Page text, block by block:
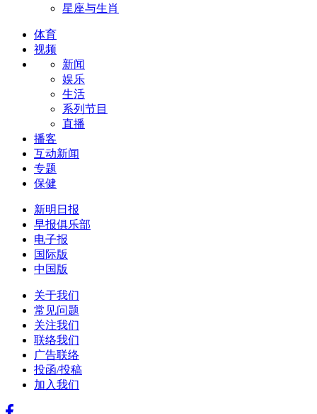
星座与生肖
体育
视频
新闻
娱乐
生活
系列节目
直播
播客
互动新闻
专题
保健
新明日报
早报俱乐部
电子报
国际版
中国版
关于我们
常见问题
关注我们
联络我们
广告联络
投函/投稿
加入我们